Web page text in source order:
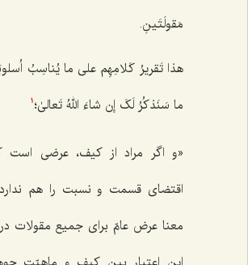
مَقولَتَینِ.
هذا تَقریرُ کَلامِهِم على ما یُناسِبُ
ما سَنَذکُرُ لَکَ إن شاءَ اللهُ تَعالىٰ؛ 1
«و اگر مراد از کیف، عرضی است
اقتضای قسمت و نسبت را هم
معنا عرض عامّ برای جمیع